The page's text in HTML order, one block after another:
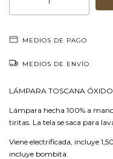
MEDIOS DE PAGO
MEDIOS DE ENVÍO
LÁMPARA TOSCANA ÓXIDO
Lámpara hecha 100% a
tiritas. La tela se saca para
Viene electrificada, incluye
incluye bombita.